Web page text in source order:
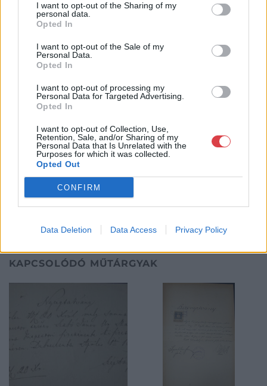
I want to opt-out of the Sharing of my
personal data.
Opted In
I want to opt-out of the Sale of my
Personal Data.
Opted In
I want to opt-out of processing my
Personal Data for Targeted Advertising.
Opted In
I want to opt-out of Collection, Use,
Retention, Sale, and/or Sharing of my
Personal Data that Is Unrelated with the
Purposes for which it was collected.
Opted Out
CONFIRM
Data Deletion Data Access Privacy Policy
bélyeg előtti leveleket, I. és II. Világháborús tábori
postaküldeményeket, képeslapokat, levélborítékokat,
kínál a történelem szerelmeseinek, gyűjtőknek és minden
érdeklődőnek. Az Aukciósház a gyűjtőszenvedélyt a licitálás
izgalmával ötvözve három hetente induló aukciókon jelenik
további egy hétig fix áron kínálja termékeit, hogy az érdeklődők
további értékes darabokkal gazdagodhassanak. Akik nem
beadhatják értékesítésre.
GALÉRIA TOVÁBBI MŰTÁRGYAI
KAPCSOLÓDÓ MŰTÁRGYAK